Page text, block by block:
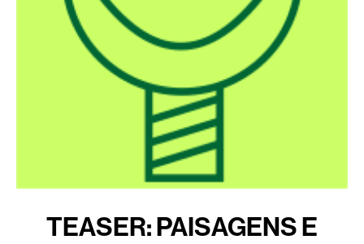
TEASER: PAISAGENS E